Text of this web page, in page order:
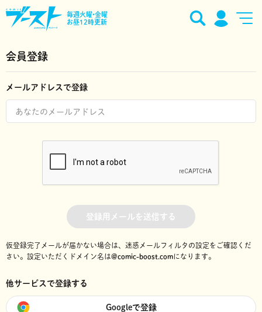
毎週火曜•金曜
お昼12時更新
会員登録
メールアドレスで登録
登録用メールを送信する
仮登録完了メールが届かない場合は、迷惑メールフィルタの設定をご確認くだ
さい。 設定いただくドメイン名は@comic-boost.comになります。
他サービスで登録する
Googleで登録